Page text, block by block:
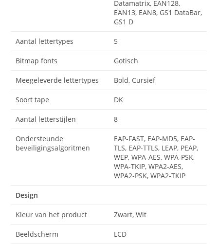
Datamatrix, EAN128,
EAN13, EAN8, GS1 DataBar,
GS1 D
Aantal lettertypes 5
Bitmap fonts Gotisch
Meegeleverde lettertypes Bold, Cursief
Soort tape DK
Aantal letterstijlen 8
Ondersteunde
beveiligingsalgoritmen
EAP-FAST, EAP-MD5, EAP-
TLS, EAP-TTLS, LEAP, PEAP,
WEP, WPA-AES, WPA-PSK,
WPA-TKIP, WPA2-AES,
WPA2-PSK, WPA2-TKIP
Design
Kleur van het product Zwart, Wit
Beeldscherm LCD